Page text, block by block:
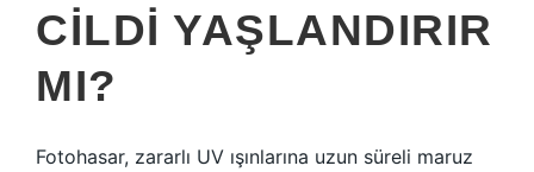
CILDI YAŞLANDIRIR
MI?
Fotohasar, zararlı UV ışınlarına uzun süreli maruz